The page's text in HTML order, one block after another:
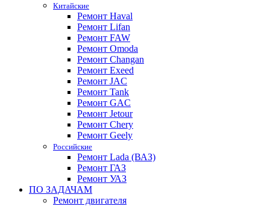
Китайские
Ремонт Haval
Ремонт Lifan
Ремонт FAW
Ремонт Omoda
Ремонт Changan
Ремонт Exeed
Ремонт JAC
Ремонт Tank
Ремонт GAC
Ремонт Jetour
Ремонт Chery
Ремонт Geely
Российские
Ремонт Lada (ВАЗ)
Ремонт ГАЗ
Ремонт УАЗ
ПО ЗАДАЧАМ
Ремонт двигателя